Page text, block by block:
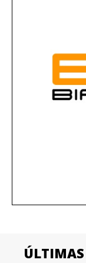
ÚLTIMAS